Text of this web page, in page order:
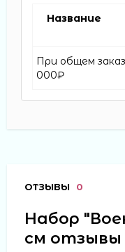
Название
При общем
000₽
ОТЗЫВЫ 0
Набор
см отзывы